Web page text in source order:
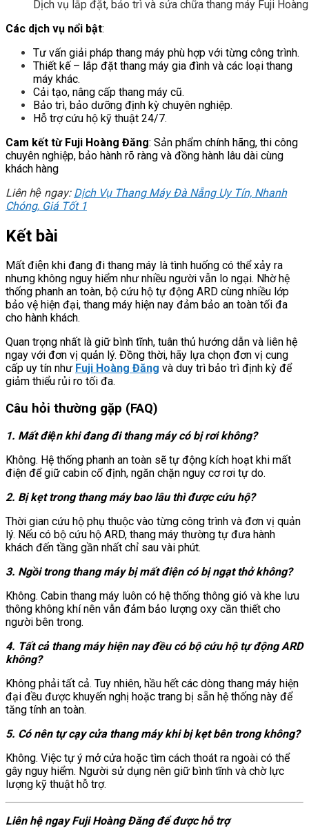
Dịch vụ lắp đặt, bảo trì và sửa chữa thang máy Fuji
Các dịch vụ nổi bật:
Tư vấn giải pháp thang máy phù hợp với từng công trình.
Thiết kế – lắp đặt thang máy gia đình và các loại thang
máy khác.
Cải tạo, nâng cấp thang máy cũ.
Bảo trì, bảo dưỡng định kỳ chuyên nghiệp.
Hỗ trợ cứu hộ kỹ thuật 24/7.
Cam kết từ Fuji Hoàng Đăng: Sản phẩm chính hãng, thi công
chuyên nghiệp, bảo hành rõ ràng và đồng hành lâu dài cùng
khách hàng
Liên hệ ngay: Dịch Vụ Thang Máy Đà Nẵng Uy Tín, Nhanh
Chóng, Giá Tốt 1
Kết bài
Mất điện khi đang đi thang máy là tình huống có thể xảy ra
nhưng không nguy hiểm như nhiều người vẫn lo ngại. Nhờ hệ
thống phanh an toàn, bộ cứu hộ tự động ARD cùng nhiều lớp
bảo vệ hiện đại, thang máy hiện nay đảm bảo an toàn tối đa
cho hành khách.
Quan trọng nhất là giữ bình tĩnh, tuân thủ hướng dẫn và liên hệ
ngay với đơn vị quản lý. Đồng thời, hãy lựa chọn đơn vị cung
cấp uy tín như Fuji Hoàng Đăng và duy trì bảo trì định kỳ để
giảm thiểu rủi ro tối đa.
Câu hỏi thường gặp (FAQ)
1. Mất điện khi đang đi thang máy có bị rơi không?
Không. Hệ thống phanh an toàn sẽ tự động kích hoạt khi mất
điện để giữ cabin cố định, ngăn chặn nguy cơ rơi tự do.
2. Bị kẹt trong thang máy bao lâu thì được cứu hộ?
Thời gian cứu hộ phụ thuộc vào từng công trình và đơn vị quản
lý. Nếu có bộ cứu hộ ARD, thang máy thường tự đưa hành
khách đến tầng gần nhất chỉ sau vài phút.
3. Ngồi trong thang máy bị mất điện có bị ngạt thở không?
Không. Cabin thang máy luôn có hệ thống thông gió và khe lưu
thông không khí nên vẫn đảm bảo lượng oxy cần thiết cho
người bên trong.
4. Tất cả thang máy hiện nay đều có bộ cứu hộ tự động ARD
không?
Không phải tất cả. Tuy nhiên, hầu hết các dòng thang máy hiện
đại đều được khuyến nghị hoặc trang bị sẵn hệ thống này để
tăng tính an toàn.
5. Có nên tự cạy cửa thang máy khi bị kẹt bên trong không?
Không. Việc tự ý mở cửa hoặc tìm cách thoát ra ngoài có thể
gây nguy hiểm. Người sử dụng nên giữ bình tĩnh và chờ lực
lượng kỹ thuật hỗ trợ.
Liên hệ ngay Fuji Hoàng Đăng để được hỗ trợ